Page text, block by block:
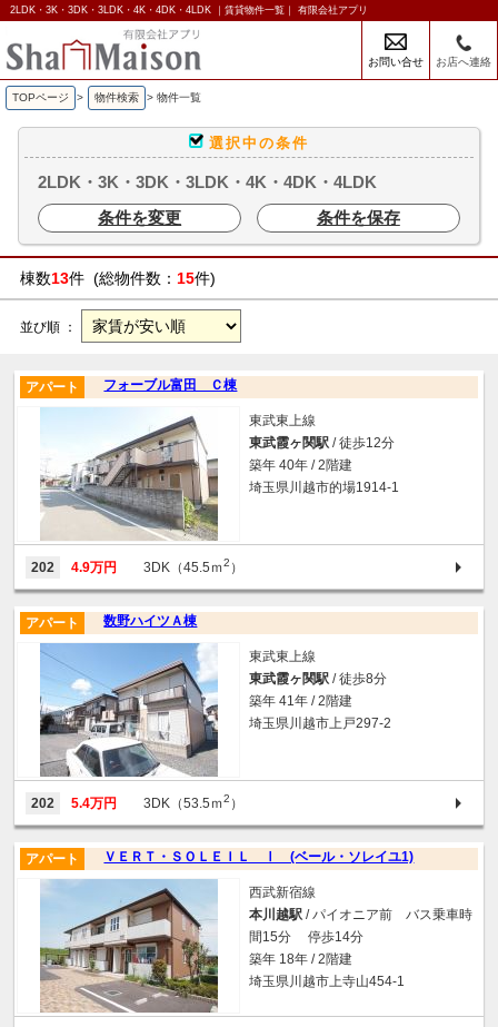
2LDK・3K・3DK・3LDK・4K・4DK・4LDK ｜賃貸物件一覧｜ 有限会社アプリ
お問い合せ お店へ連絡
TOPページ > 物件検索 > 物件一覧
選択中の条件
2LDK・3K・3DK・3LDK・4K・4DK・4LDK
条件を変更
条件を保存
棟数13件 (総物件数： 15件)
並び順 ：
フォーブル富田 Ｃ棟
アパート
東武東上線
東武霞ヶ関駅 / 徒歩12分
築年 40年 / 2階建
埼玉県川越市的場1914-1
202 4.9万円 3DK（45.5ｍ2 ）
数野ハイツＡ棟
アパート
東武東上線
東武霞ヶ関駅 / 徒歩8分
築年 41年 / 2階建
埼玉県川越市上戸297-2
202 5.4万円 3DK（53.5ｍ2 ）
ＶＥＲＴ・ＳＯＬＥＩＬ Ⅰ (ベール・ソレイユ1)
アパート
西武新宿線
本川越駅 / パイオニア前 バス乗車時
間15分 停歩14分
築年 18年 / 2階建
埼玉県川越市上寺山454-1